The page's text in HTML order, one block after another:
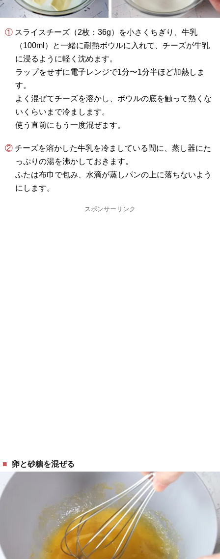
① スライスチーズ（2枚：36g）を小さくちぎり、牛乳
（100ml）と一緒に耐熱ボウルに入れて、チーズが牛乳
に浸るように軽く沈めます。
ラップをせずに電子レンジで1分〜1分半ほど加熱しま
す。
よく混ぜてチーズを溶かし、ボウルの底を触って熱くな
いくらいまで冷まします。
使う直前にもう一度混ぜます。
② チーズを溶かした牛乳を冷ましている間に、蒸し器にた
っぷりの湯を沸かしておきます。
ふたは布巾で包み、水滴が蒸しパンの上に落ちないよう
にします。
スポンサーリンク
卵と砂糖を混ぜる